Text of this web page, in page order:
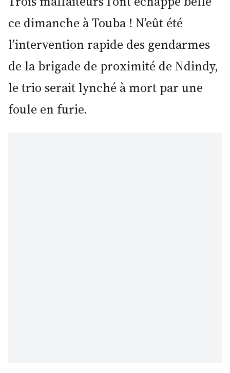
ce dimanche à Touba ! N’eût été
l’intervention rapide des gendarmes
de la brigade de proximité de Ndindy,
le trio serait lynché à mort par une
foule en furie.